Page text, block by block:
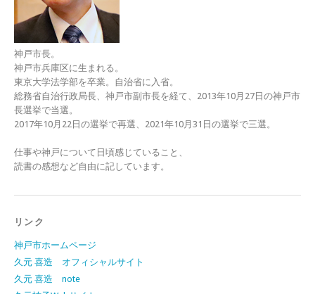
神戸市長。
神戸市兵庫区に生まれる。
東京大学法学部を卒業。自治省に入省。
総務省自治行政局長、神戸市副市長を経て、2013年10月27日の神戸市
長選挙で当選。
2017年10月22日の選挙で再選、2021年10月31日の選挙で三選。
仕事や神戸について日頃感じていること、
読書の感想など自由に記しています。
リンク
神戸市ホームページ
久元 喜造 オフィシャルサイト
久元 喜造 note